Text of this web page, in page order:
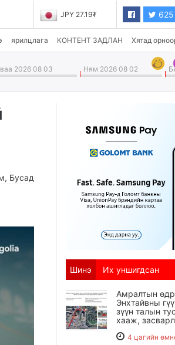
JPY 27.19₮ 625
ярилцлага КОНТЕНТ ЗАДЛАН Хятад
2026 08 03 Ням 2026 08 02
, Бусад
Шинэ Их уншигдсан
Амралтын
Энхтайвны
зүүн талын
хааж,
4 цагийн